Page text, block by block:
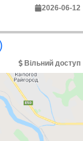
2026-06-12
Вільний доступ